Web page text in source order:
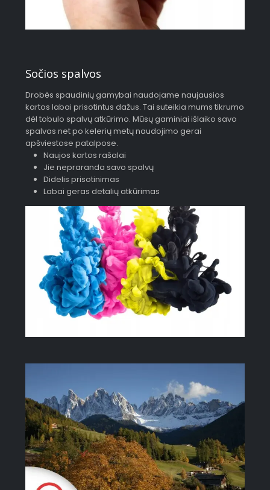
Sočios spalvos
Drobės spaudinių gamybai naudojame naujausios
kartos labai prisotintus dažus. Tai suteikia mums tikrumo
dėl tobulo spalvų atkūrimo. Mūsų gaminiai išlaiko savo
spalvas net po kelerių metų naudojimo gerai
apšviestose patalpose.
Naujos kartos rašalai
Jie nepraranda savo spalvų
Didelis prisotinimas
Labai geras detalių atkūrimas